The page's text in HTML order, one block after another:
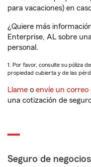
para vacaciones) en
¿Quiere más
Enterprise, AL sobre
personal.
1. Por favor, consulte su póliza
propiedad cubierta y de las
Llame o envíe un correo
una cotización de
Seguro de negocios